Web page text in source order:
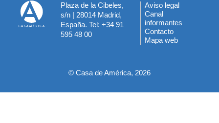
Plaza de la Cibeles,
s/n | 28014 Madrid,
España. Tel: +34 91
595 48 00
Menú
del
pie
Aviso legal
Canal
informantes
Contacto
Mapa web
© Casa de América, 2026